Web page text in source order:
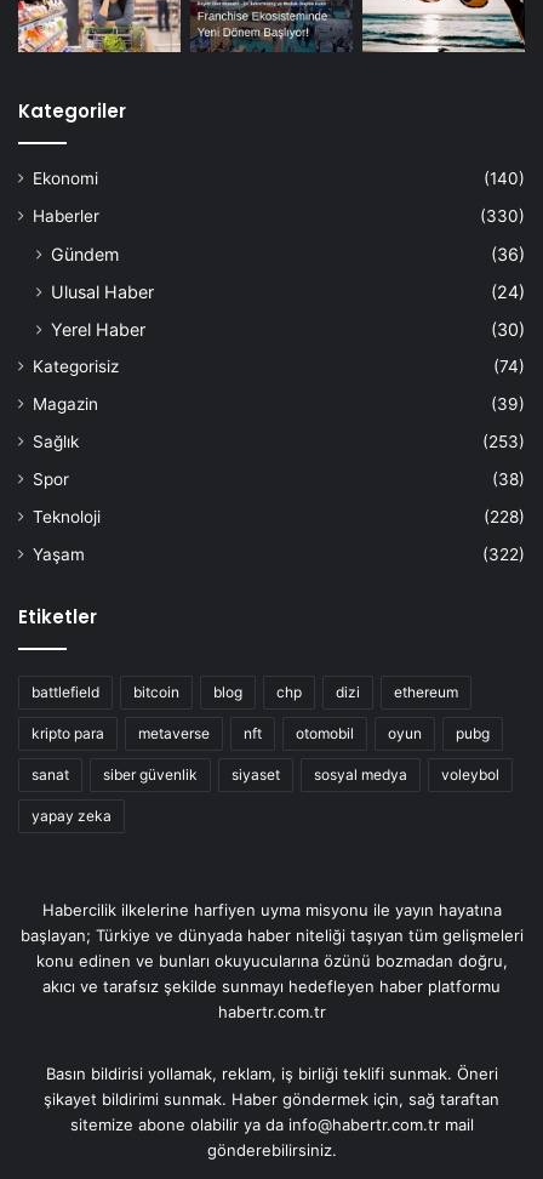
Kategoriler
Ekonomi
(140)
Haberler
(330)
Gündem
(36)
Ulusal Haber
(24)
Yerel Haber
(30)
Kategorisiz
(74)
Magazin
(39)
Sağlık
(253)
Spor
(38)
Teknoloji
(228)
Yaşam
(322)
Etiketler
battlefield bitcoin blog chp dizi ethereum
kripto para metaverse nft otomobil oyun pubg
sanat siber güvenlik siyaset sosyal medya voleybol
yapay zeka
Habercilik ilkelerine harfiyen uyma misyonu ile yayın hayatına
başlayan; Türkiye ve dünyada haber niteliği taşıyan tüm gelişmeleri
konu edinen ve bunları okuyucularına özünü bozmadan doğru,
akıcı ve tarafsız şekilde sunmayı hedefleyen haber platformu
habertr.com.tr
Basın bildirisi yollamak, reklam, iş birliği teklifi sunmak. Öneri
şikayet bildirimi sunmak. Haber göndermek için, sağ taraftan
sitemize abone olabilir ya da info@habertr.com.tr mail
gönderebilirsiniz.